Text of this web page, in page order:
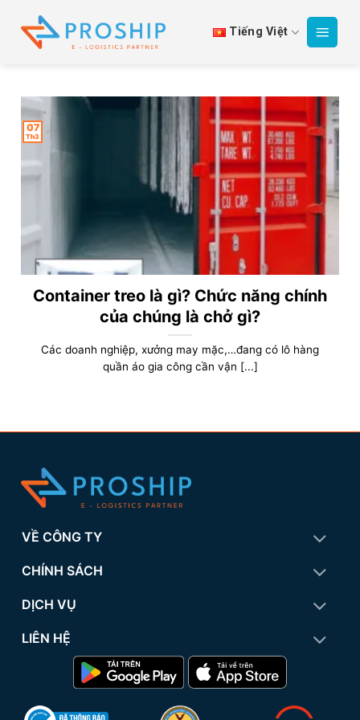
qua
Tiếng Việt
Container treo là gì? Chức năng chính
của chúng là chở gì?
Các doanh nghiệp, xưởng may mặc,…đang có lô hàng
quần áo gia công cần vận [...]
07
Th3
VỀ CÔNG TY
CHÍNH SÁCH
DỊCH VỤ
LIÊN HỆ